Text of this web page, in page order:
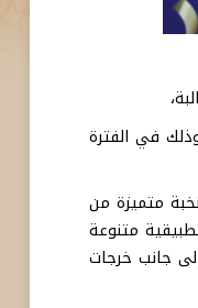
وذلك في الفترة
متميزة من
متنوعة
جانب خرجات